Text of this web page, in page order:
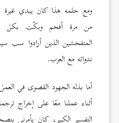
ومع حلمه هذا كان يبدي غيرة
من مرة أفحم وبكّت بكل
المتفحشين الذين أرادوا سب
ندواته مع العرب.
أما بذله الجهود القصوى في
أثناء عملنا معًا على إخراج